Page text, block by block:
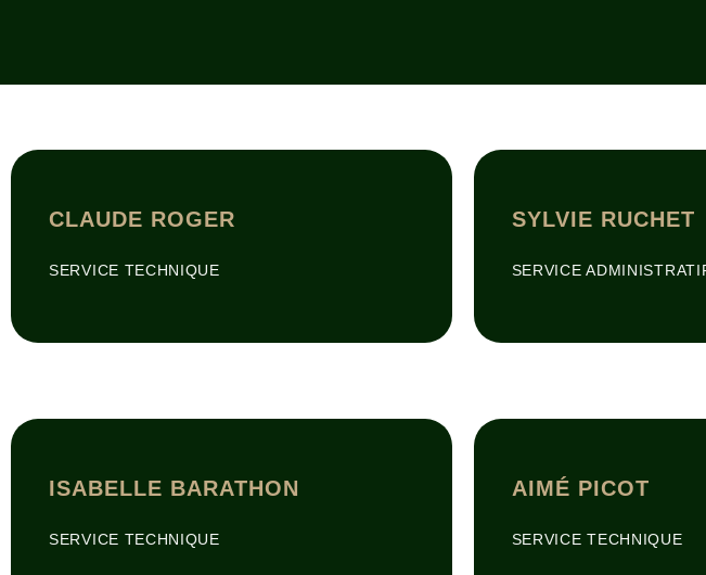
CLAUDE ROGER
SERVICE TECHNIQUE
SYLVIE RUCHET
SERVICE
ISABELLE BARATHON
SERVICE TECHNIQUE
AIMÉ PICOT
SERVICE TECHNIQUE